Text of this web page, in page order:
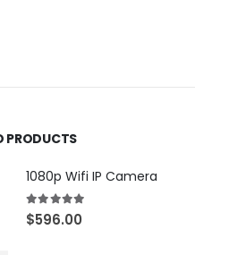
PRODUCTS
1080p Wifi IP Camera
5.00out of 5
$596.00